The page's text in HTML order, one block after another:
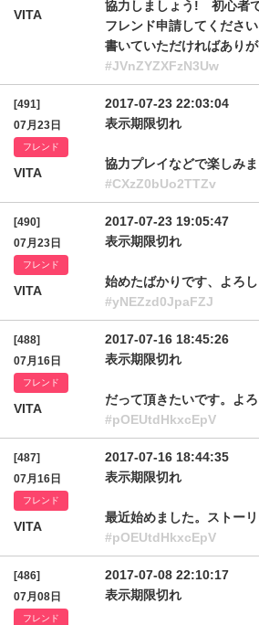
VITA
協力しましょう! 初心者
フレンド申請してくださ
書いていただければあり
#JVnZYZXFzN3Uw
[491]
07月23日
フレンド
VITA
2017-07-23 22:03:04
表示期限切れ
協力プレイなどで楽しみま
#CXzZ0bUo2TTZv
[490]
07月23日
フレンド
VITA
2017-07-23 19:05:47
表示期限切れ
始めたばかりです、よろ
#yNEZzd0JpaFZJ
[488]
07月16日
フレンド
VITA
2017-07-16 18:45:26
表示期限切れ
だって頂きたいです。よ
#pOEUtdHkxcEpV
[487]
07月16日
フレンド
VITA
2017-07-16 18:44:35
表示期限切れ
最近始めました。ストー
#pOEUtdHkxcEpV
[486]
07月08日
フレンド
2017-07-08 22:10:17
表示期限切れ